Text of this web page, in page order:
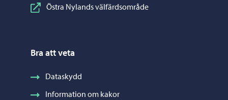
Östra Nylands välfärdsområde
Bra att veta
Dataskydd
Information om kakor